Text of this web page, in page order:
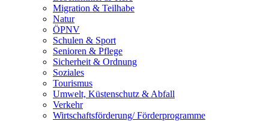
Migration & Teilhabe
Natur
ÖPNV
Schulen & Sport
Senioren & Pflege
Sicherheit & Ordnung
Soziales
Tourismus
Umwelt, Küstenschutz & Abfall
Verkehr
Wirtschaftsförderung/ Förderprogramme